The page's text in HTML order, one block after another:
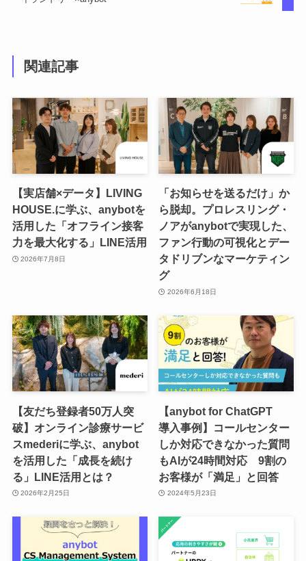
関連記事
【実店舗×データ】LIVING
HOUSE.に学ぶ、anybotを
活用した「オフライン接客
力を最大化する」LINE活用
2026年7月8日
「お知らせを送るだけ」か
ら脱却。プロレスリング・
ノアがanybotで実現した、
ファン行動の可視化とデー
タドリブンなマーケティン
グ
2026年6月18日
【友だち登録者50万人突
破】オンライン診療サービ
スmederiに学ぶ、anybot
を活用した「成長を続け
る」LINE活用とは？
2026年2月25日
【anybot for ChatGPT
導入事例】コールセンター
しか対応できなかった質問
もAIが24時間対応 9割の
お客様が「満足」と回答
2024年5月23日